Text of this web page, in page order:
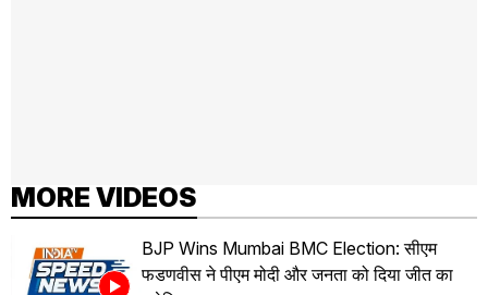
MORE VIDEOS
BJP Wins Mumbai BMC Election: सीएम
फडणवीस ने पीएम मोदी और जनता को दिया जीत का